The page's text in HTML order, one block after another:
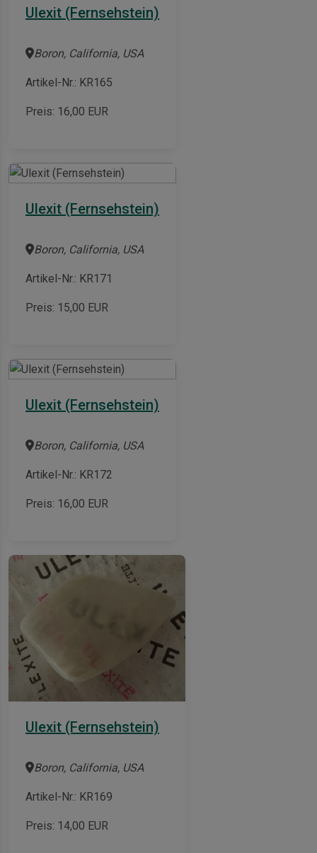
Ulexit (Fernsehstein)
Boron, California, USA
Artikel-Nr.: KR165
Preis: 16,00 EUR
Ulexit (Fernsehstein)
Boron, California, USA
Artikel-Nr.: KR171
Preis: 15,00 EUR
Ulexit (Fernsehstein)
Boron, California, USA
Artikel-Nr.: KR172
Preis: 16,00 EUR
Ulexit (Fernsehstein)
Boron, California, USA
Artikel-Nr.: KR169
Preis: 14,00 EUR